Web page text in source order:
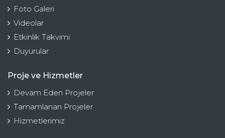
Foto Galeri
Videolar
Etkinlik Takvimi
Duyurular
Proje ve Hizmetler
Devam Eden Projeler
Tamamlanan Projeler
Hizmetlerimiz